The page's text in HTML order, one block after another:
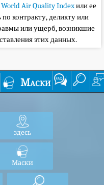
World Air Quality Indexили ее
контракту, деликту или
или ущерб, возникшие
этих данных.
Маски
здесь
Маски